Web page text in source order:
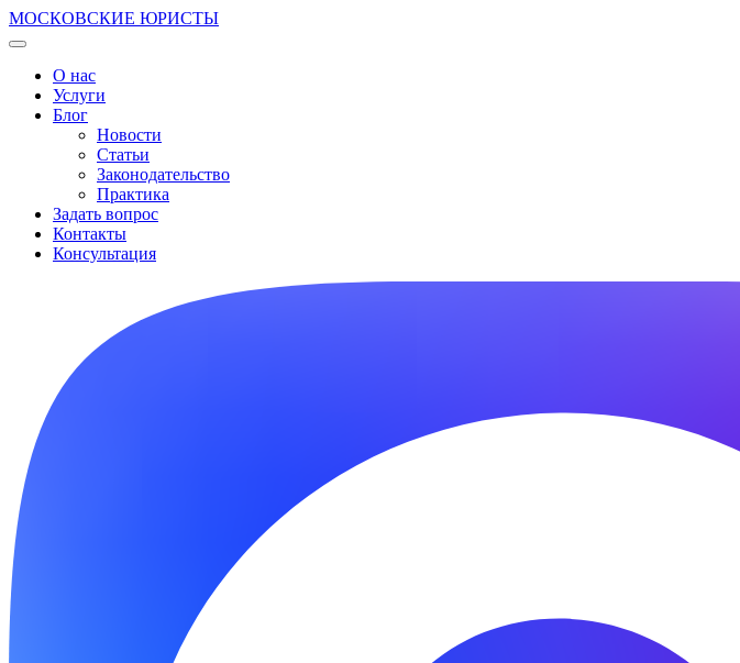
МОСКОВСКИЕ ЮРИСТЫ
О нас
Услуги
Блог
Новости
Статьи
Законодательство
Практика
Задать вопрос
Контакты
Консультация